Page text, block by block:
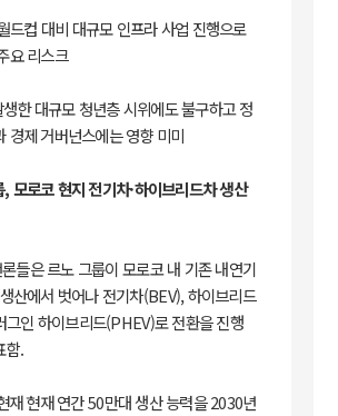
컵 대비 대규모 인프라 사업 진행으로
요 리스크
한 대규모 청년층 시위에도 불구하고 정
경제 거버넌스에는 영향 미미
모로코 현지 전기차·하이브리드차 생산
들은 르노 그룹이 모로코 내 기존 내연기
산에서 벗어나 전기차(BEV), 하이브리드
그인 하이브리드(PHEV)로 전환을 진행
함.
현재 연간 50만대 생산 능력을 2030년